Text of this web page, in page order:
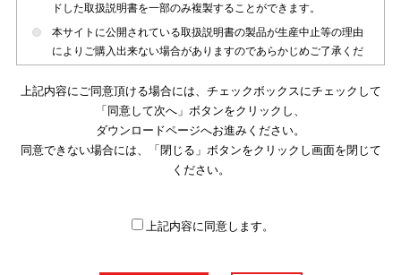
ドした取扱説明書を一部のみ複製することができます。
本サイトに公開されている取扱説明書の製品が生産中止等の理由
によりご購入出来ない場合がありますのであらかじめご了承くだ
本サイトに公開されている取扱説明書は、製品が発売された時点
のものを掲載しております。従いまして本サイトに掲載されてい
る取扱説明書の記載内容とお客さまがお持ちの製品の仕様がその
後のマイナーチェンジ等で変更になる場合がございます。本サイ
トに公開されている取扱説明書の内容とお手持ちの製品の仕様に
上記内容にご同意頂ける場合には、チェックボックスにチェックして
「同意して次へ」ボタンをクリックし、
ダウンロードページへお進みください。
同意できない場合には、「閉じる」ボタンをクリックし画面を閉じて
ください。
上記内容に同意します。